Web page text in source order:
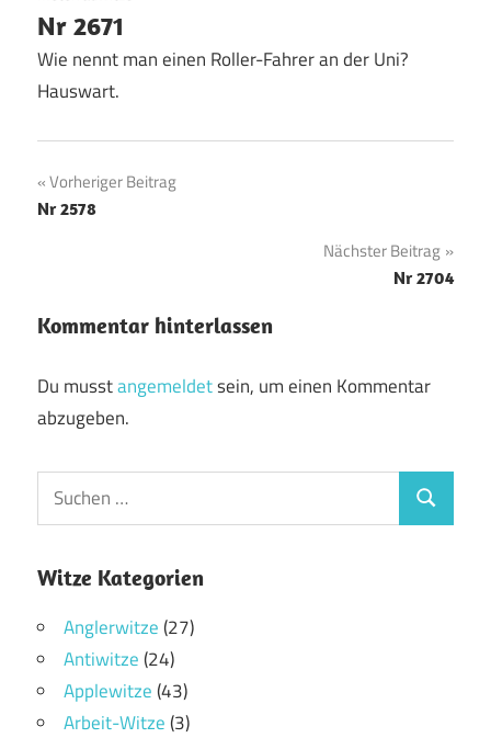
Nr 2671
Wie nennt man einen Roller-Fahrer an der Uni?
Hauswart.
Beitragsnavigation
Vorheriger Beitrag
Nr 2578
Nächster Beitrag
Nr 2704
Kommentar hinterlassen
Du musstangemeldetsein, um einen Kommentar
abzugeben.
Witze Kategorien
Anglerwitze(27)
Antiwitze(24)
Applewitze(43)
Arbeit-Witze(3)